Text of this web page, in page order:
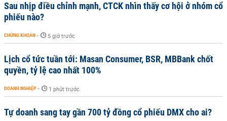
Sau nhịp điều chỉnh mạnh, CTCK nhìn thấy cơ hội ở nhóm cổ
phiếu nào?
CHỨNG KHOÁN - 5 giờ trước
Lịch cổ tức tuần tới: Masan Consumer, BSR, MBBank chốt
quyền, tỷ lệ cao nhất 100%
DOANH NGHIỆP - 1 phút trước
Tự doanh sang tay gần 700 tỷ đồng cổ phiếu DMX cho ai?